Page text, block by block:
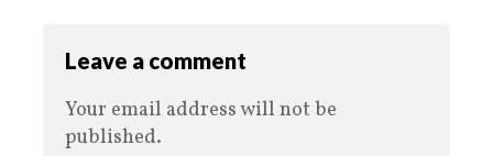
Leave a comment
Your email address will not be
published.